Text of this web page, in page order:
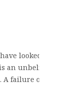
looked at it
an unbelievably
failure on both